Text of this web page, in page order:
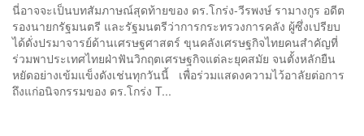
นี่อาจจะเป็นบทสัมภาษณ์สุดท้ายของ ดร.โกร่ง-วีรพงษ์ รามางกูร อดีต
รองนายกรัฐมนตรี และรัฐมนตรีว่าการกระทรวงการคลัง ผู้ซึ่งเปรียบ
ได้ดั่งปรมาจารย์ด้านเศรษฐศาสตร์ ขุนคลังเศรษฐกิจไทยคนสำคัญที่
ร่วมพาประเทศไทยฝ่าฟันวิกฤตเศรษฐกิจแต่ละยุคสมัย จนตั้งหลักยืน
หยัดอย่างเข้มแข็งดังเช่นทุกวันนี้ เพื่อร่วมแสดงความไว้อาลัยต่อการ
ถึงแก่อนิจกรรมของ ดร.โกร่ง T...